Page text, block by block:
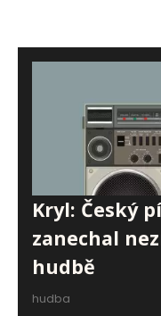
Kryl: Český
zanechal
hudbě
hudba